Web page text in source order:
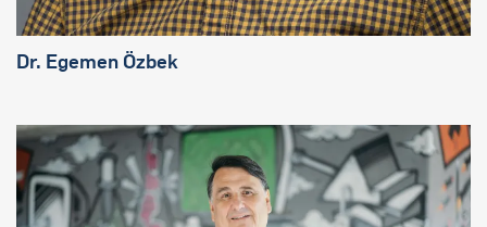
Dr. Egemen Özbek